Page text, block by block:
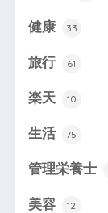
健康 33
旅行 61
楽天 10
生活 75
管理栄養士
美容 12